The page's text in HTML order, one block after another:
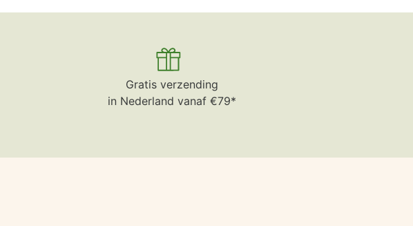
Gratis verzending
in Nederland vanaf €79*